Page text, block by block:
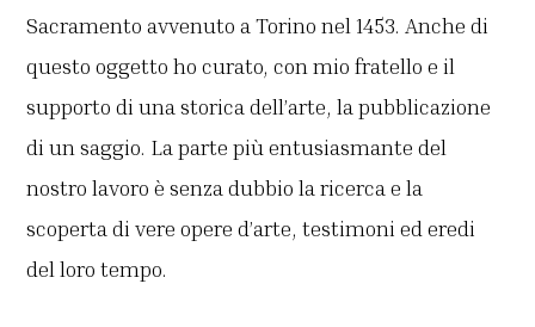
Sacramento avvenuto a Torino nel 1453. Anche di
questo oggetto ho curato, con mio fratello e il
supporto di una storica dell’arte, la pubblicazione
di un saggio. La parte più entusiasmante del
nostro lavoro è senza dubbio la ricerca e la
scoperta di vere opere d’arte, testimoni ed eredi
del loro tempo.